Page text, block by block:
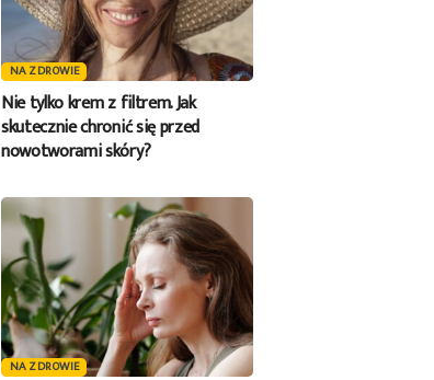
NA ZDROWIE
Nie tylko krem z filtrem. Jak
skutecznie chronić się przed
nowotworami skóry?
NA ZDROWIE